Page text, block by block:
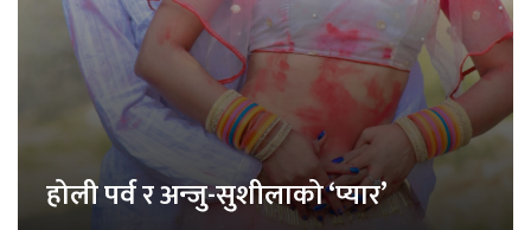
होली पर्व र अन्जु-सुशीलाको ‘प्यार’